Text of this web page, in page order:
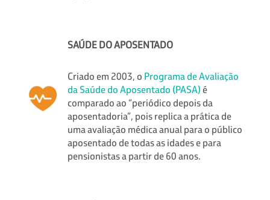
SAÚDE DO APOSENTADO
Criado em 2003, o Programa de Avaliação
da Saúde do Aposentado (PASA) é
comparado ao “periódico depois da
aposentadoria”, pois replica a prática de
uma avaliação médica anual para o público
aposentado de todas as idades e para
pensionistas a partir de 60 anos.